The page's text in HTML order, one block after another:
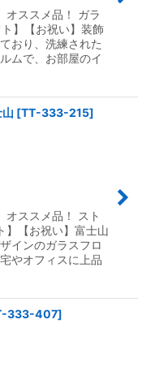
ススメ品！ ガラ
】【お祝い】装飾
おり、洗練された
ムで、お部屋のイ
[TT-333-215]
ススメ品！ スト
】【お祝い】富士山
インのガラスフロ
やオフィスに上品
333-407]